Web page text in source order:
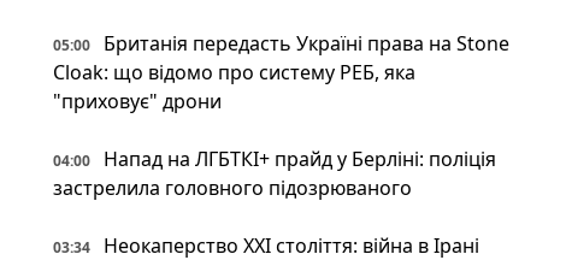
05:00
Британія передасть Україні права на Stone
Cloak: що відомо про систему РЕБ, яка
"приховує" дрони
04:00
Напад на ЛГБТКІ+ прайд у Берліні: поліція
застрелила головного підозрюваного
03:34
Неокаперство XXI століття: війна в Ірані